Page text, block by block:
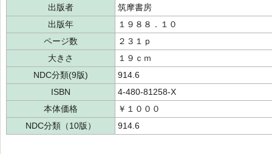
出版者
筑摩書房
出版年
１９８８．１０
ページ数
２３１ｐ
大きさ
１９ｃｍ
NDC分類(9版)
914.6
ISBN
4-480-81258-X
本体価格
￥１０００
NDC分類（10版）
914.6